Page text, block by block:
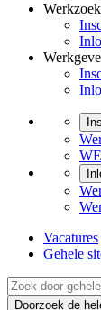
Vacatures
Gehele